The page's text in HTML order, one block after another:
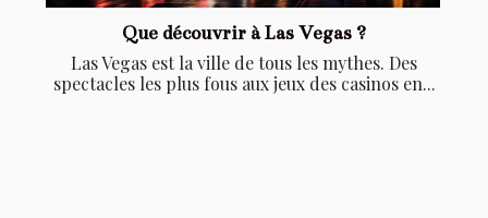
Que découvrir à Las Vegas ?
Las Vegas est la ville de tous les mythes. Des
spectacles les plus fous aux jeux des casinos en...